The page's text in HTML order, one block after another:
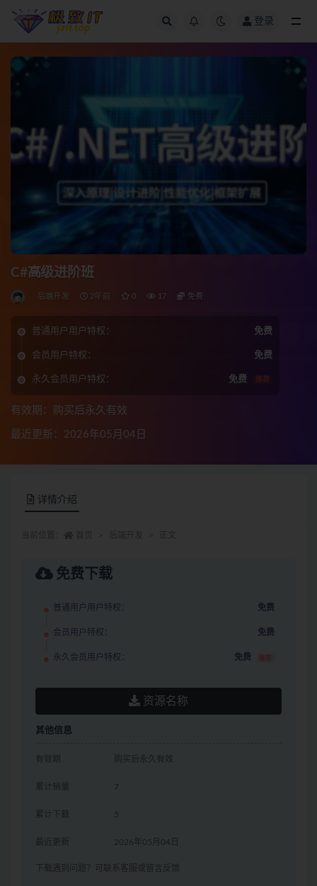
登录
C#高级进阶班
后端开发 2年前 0 17 免费
普通用户用户特权： 免费
会员用户特权： 免费
永久会员用户特权： 免费 推荐
有效期：购买后永久有效
最近更新：2026年05月04日
详情介绍
免费下载
普通用户用户特权： 免费
会员用户特权： 免费
永久会员用户特权： 免费 推荐
资源名称
其他信息
有效期 购买后永久有效
累计销量 7
累计下载 5
最近更新 2026年05月04日
下载遇到问题？可联系客服或留言反馈